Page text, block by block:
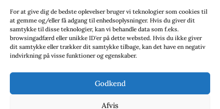
For at give dig de bedste oplevelser bruger vi teknologier som cookies til
at gemme og/eller få adgang til enhedsoplysninger. Hvis du giver dit
samtykke til disse teknologier, kan vi behandle data som f.eks.
browsingadfærd eller unikke ID'er på dette websted. Hvis du ikke giver
dit samtykke eller trækker dit samtykke tilbage, kan det have en negativ
indvirkning på visse funktioner og egenskaber.
Godkend
Afvis
Association (TA)
Sverige: Översättarsektionen (Ö.)
Sverige: Översättarcentrum (ÖC)
deutschsprachiger Übersetzer (VdÜ)